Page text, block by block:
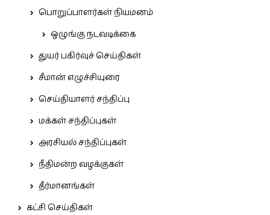
பொறுப்பாளர்கள் நியமனம்
ஒழுங்கு நடவடிக்கை
துயர் பகிர்வுச் செய்திகள்
சீமான் எழுச்சியுரை
செய்தியாளர் சந்திப்பு
மக்கள் சந்திப்புகள்
அரசியல் சந்திப்புகள்
நீதிமன்ற வழக்குகள்
தீர்மானங்கள்
கட்சி செய்திகள்